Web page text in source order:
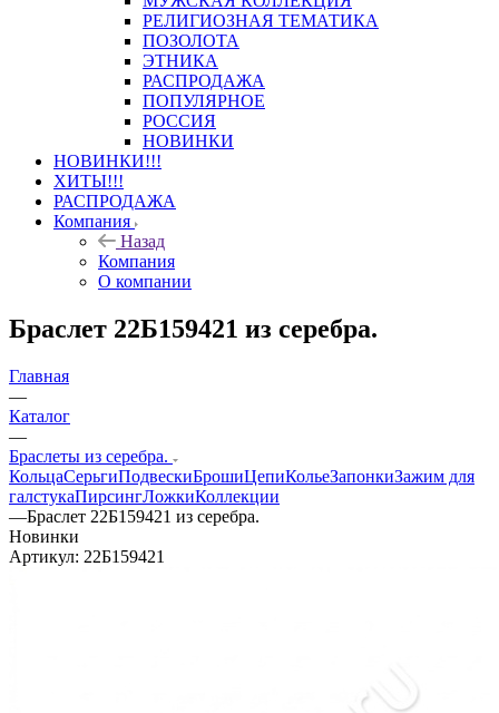
РЕЛИГИОЗНАЯ ТЕМАТИКА
ПОЗОЛОТА
ЭТНИКА
РАСПРОДАЖА
ПОПУЛЯРНОЕ
РОССИЯ
НОВИНКИ
НОВИНКИ!!!
ХИТЫ!!!
РАСПРОДАЖА
Компания
Назад
Компания
О компании
Браслет 22Б159421 из серебра.
Главная
—
Каталог
—
Браслеты из серебра.
КольцаСерьгиПодвескиБрошиЦепиКольеЗапонкиЗажим для
галстукаПирсингЛожкиКоллекции
—Браслет 22Б159421 из серебра.
Новинки
Артикул: 22Б159421